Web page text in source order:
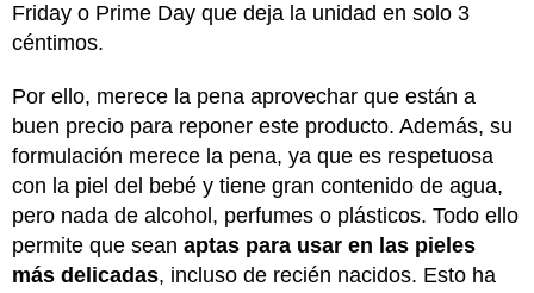
Friday o Prime Day que deja la unidad en solo 3
céntimos.
Por ello, merece la pena aprovechar que están a
buen precio para reponer este producto. Además, su
formulación merece la pena, ya que es respetuosa
con la piel del bebé y tiene gran contenido de agua,
pero nada de alcohol, perfumes o plásticos. Todo ello
permite que sean aptas para usar en las pieles
más delicadas, incluso de recién nacidos. Esto ha